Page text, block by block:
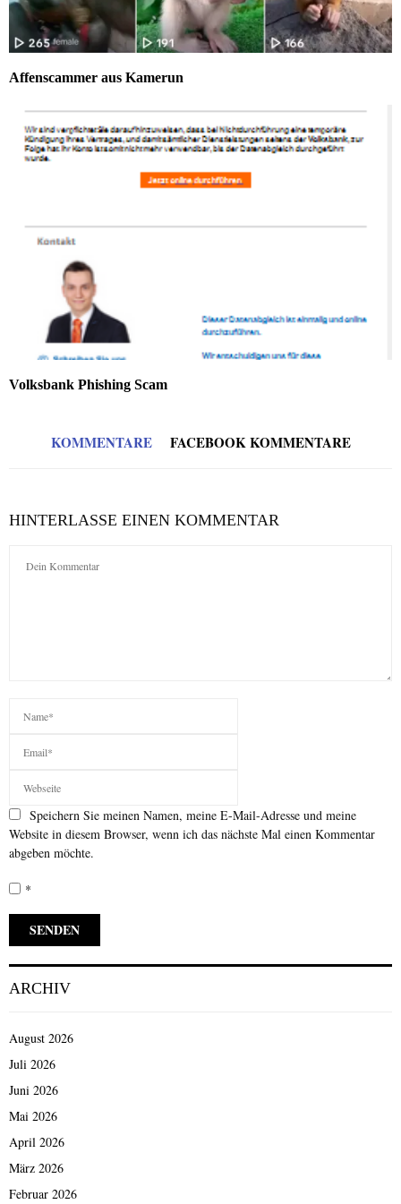
Affenscammer aus Kamerun
Volksbank Phishing Scam
KOMMENTARE FACEBOOK KOMMENTARE
HINTERLASSE EINEN KOMMENTAR
Speichern Sie meinen Namen, meine E-Mail-Adresse und meine
Website in diesem Browser, wenn ich das nächste Mal einen Kommentar
abgeben möchte.
*
ARCHIV
August 2026
Juli 2026
Juni 2026
Mai 2026
April 2026
März 2026
Februar 2026